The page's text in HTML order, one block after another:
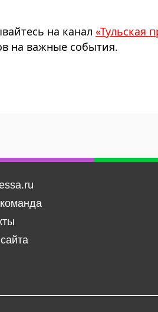
на канал «Тульская
на важные события.